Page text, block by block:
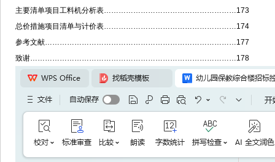
主要清单项目工料机分析表………………………………………………173
总价措施项目清单与计价表………………………………………………174
参考文献……………………………………………………………………177
致谢…………………………………………………………………………178